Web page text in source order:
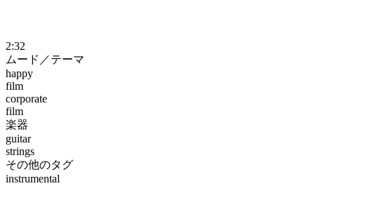
2:32
ムード／テーマ
happy
film
corporate
film
楽器
guitar
strings
その他のタグ
instrumental